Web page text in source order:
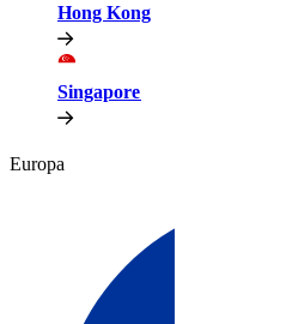
Hong Kong​​
Singapore​​
Europa​​